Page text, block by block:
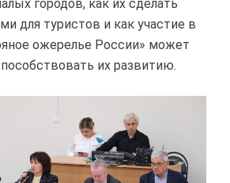
городов, как их сделать
для туристов и как участие в
ожерелье России» может
их развитию.